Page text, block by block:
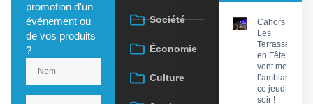
promotion d'un
événement ou
de vos produits
?
Société
Économie
Culture
Cahors :
Les
Terrasses
en Fête
vont mettre
l’ambiance
ce jeudi
soir !